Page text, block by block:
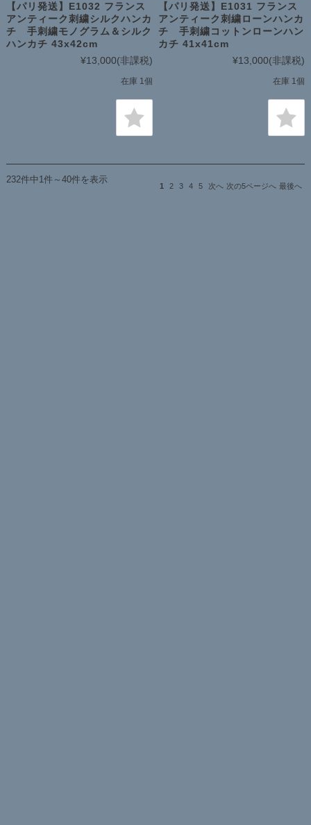
【パリ発送】E1032 フランス
アンティーク刺繍シルクハンカ
チ 手刺繍モノグラム＆シルク
ハンカチ 43x42cm
¥13,000(非課税)
在庫 1個
【パリ発送】E1031 フランス
アンティーク刺繍ローンハンカ
チ 手刺繍コットンローンハン
カチ 41x41cm
¥13,000(非課税)
在庫 1個
232件中1件～40件を表示
1 2 3 4 5 次へ 次の5ページへ 最後へ